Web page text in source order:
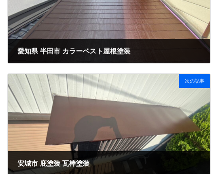
愛知県 半田市 カラーベスト屋根塗装
次の記事
安城市 庇塗装 瓦棒塗装